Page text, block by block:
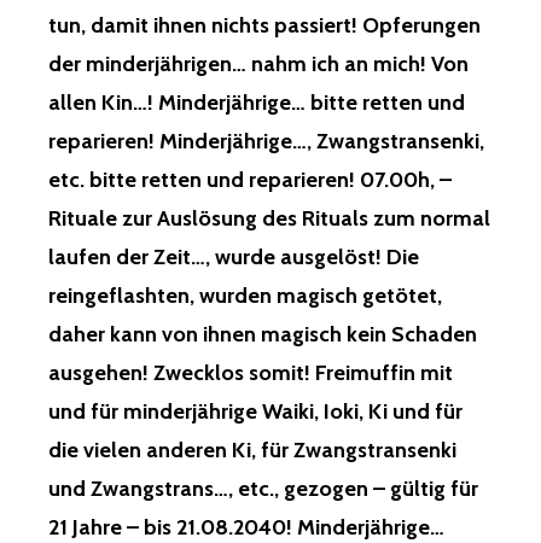
tun, damit ihnen nichts passiert! Opferungen
der minderjährigen… nahm ich an mich! Von
allen Kin…! Minderjährige… bitte retten und
reparieren! Minderjährige…, Zwangstransenki,
etc. bitte retten und reparieren! 07.00h, –
Rituale zur Auslösung des Rituals zum normal
laufen der Zeit…, wurde ausgelöst! Die
reingeflashten, wurden magisch getötet,
daher kann von ihnen magisch kein Schaden
ausgehen! Zwecklos somit! Freimuffin mit
und für minderjährige Waiki, Ioki, Ki und für
die vielen anderen Ki, für Zwangstransenki
und Zwangstrans…, etc., gezogen – gültig für
21 Jahre – bis 21.08.2040! Minderjährige…